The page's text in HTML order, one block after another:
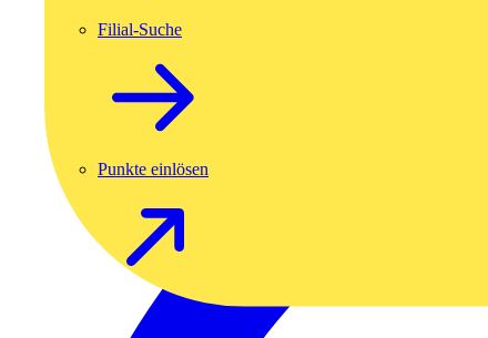
Filial-Suche
Punkte einlösen